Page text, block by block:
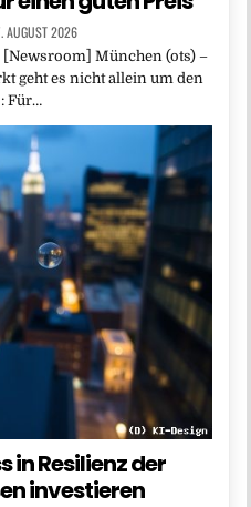
AUGUST 2026
München (ots) –
geht es nicht allein um den
Für…
in Resilienz der
investieren